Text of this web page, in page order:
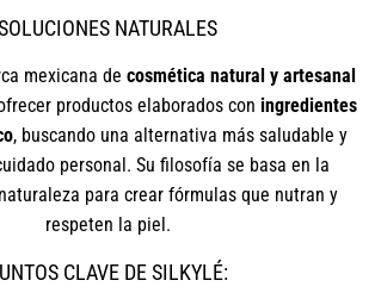
NATURALES
mexicana de cosmética natural y artesanal
productos elaborados con ingredientes
, buscando una alternativa más saludable y
personal. Su filosofía se basa en la
para crear fórmulas que nutran y
respeten la piel.
CLAVE DE SILKYLÉ: